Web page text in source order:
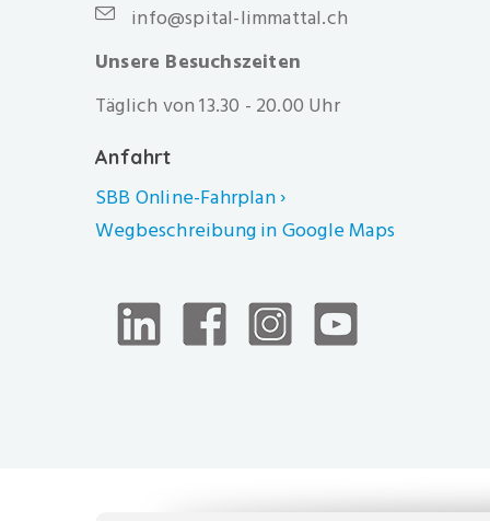
info@spital-limmattal.ch
Unsere Besuchszeiten
Täglich von 13.30 - 20.00 Uhr
Anfahrt
SBB Online-Fahrplan ›
Wegbeschreibung in Google Maps